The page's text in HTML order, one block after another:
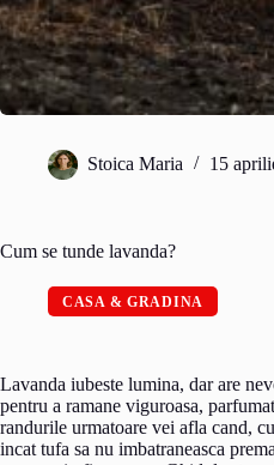
Stoica Maria 15
Cum se tunde lavanda?
CASA & GRADINA
Lavanda iubeste lumina, dar are
pentru a ramane viguroasa,
randurile urmatoare vei afla cand,
incat tufa sa nu imbatraneasca